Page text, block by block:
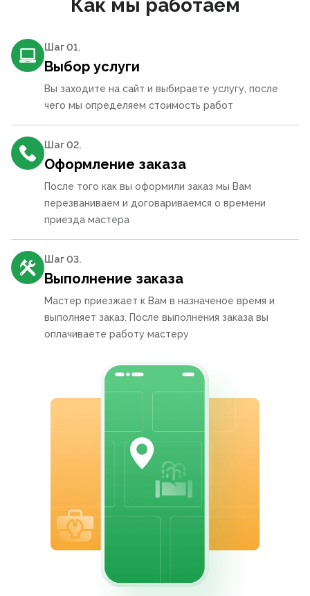
Как мы работаем
Шаг 01.
Выбор услуги
Вы заходите на сайт и выбираете услугу, после
чего мы определяем стоимость работ
Шаг 02.
Оформление заказа
После того как вы оформили заказ мы Вам
перезваниваем и договариваемся о времени
приезда мастера
Шаг 03.
Выполнение заказа
Мастер приезжает к Вам в назначеное время и
выполняет заказ. После выполнения заказа вы
оплачиваете работу мастеру